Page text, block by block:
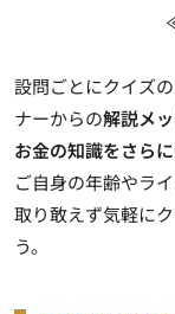
設問ごとにクイズ
ナーからの解説メ
お金の知識をさら
ご自身の年齢やラ
取り敢えず気軽に
う。